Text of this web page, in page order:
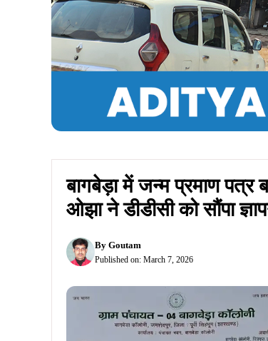
Summarize : With ChatGPT
जनप्रतिनिधियों ने प्रशासन से हस्तक्षेप
रूप से पूर्वी सिंहभूम के उप विकास आयुक्त